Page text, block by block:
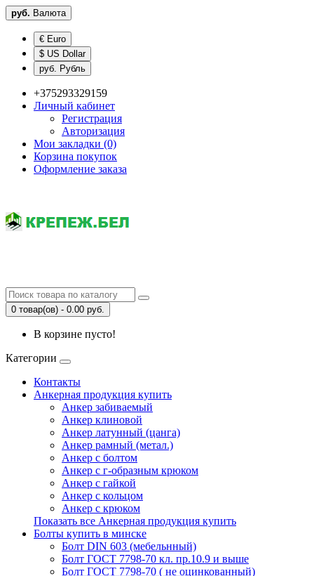
руб. Валюта
€ Euro
$ US Dollar
руб. Рубль
+375293329159
Личный кабинет
Регистрация
Авторизация
Мои закладки (0)
Корзина покупок
Оформление заказа
0 товар(ов) - 0.00 руб.
В корзине пусто!
Категории
Контакты
Анкерная продукция купить
Анкер забиваемый
Анкер клиновой
Анкер латунный (цанга)
Анкер рамный (метал.)
Анкер с болтом
Анкер с г-образным крюком
Анкер с гайкой
Анкер с кольцом
Анкер с крюком
Показать все Анкерная продукция купить
Болты купить в минске
Болт DIN 603 (мебельнный)
Болт ГОСТ 7798-70 кл. пр.10.9 и выше
Болт ГОСТ 7798-70 ( не оцинкованный)